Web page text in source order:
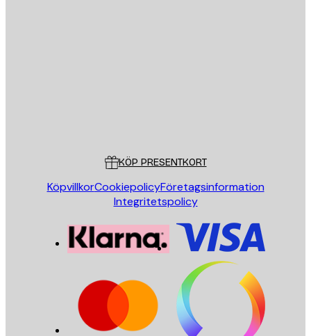
KÖP PRESENTKORT
KöpvillkorCookiepolicyFöretagsinformation
Integritetspolicy